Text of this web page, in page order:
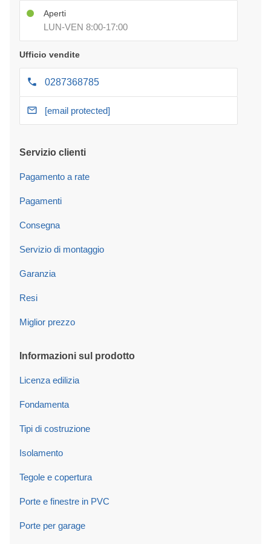
Aperti
LUN-VEN 8:00-17:00
Ufficio vendite
0287368785
[email protected]
Servizio clienti
Pagamento a rate
Pagamenti
Consegna
Servizio di montaggio
Garanzia
Resi
Miglior prezzo
Informazioni sul prodotto
Licenza edilizia
Fondamenta
Tipi di costruzione
Isolamento
Tegole e copertura
Porte e finestre in PVC
Porte per garage